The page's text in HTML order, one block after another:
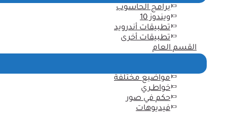
برامج الحاسوب
ويندوز 10
تطبيقات أندرويد
تطبيقات أخرى
القسم العام
مواضيع مختلفة
خواطـري
حكم في صور
فيديوهات